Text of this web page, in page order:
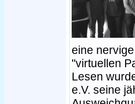
eine
"virtuellen
Lesen
e.V. seine